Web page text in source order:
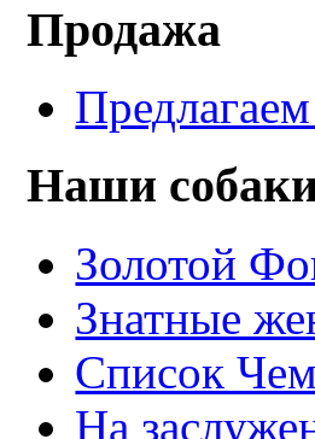
Продажа
Наши
Золотой
Знатные
Список
На